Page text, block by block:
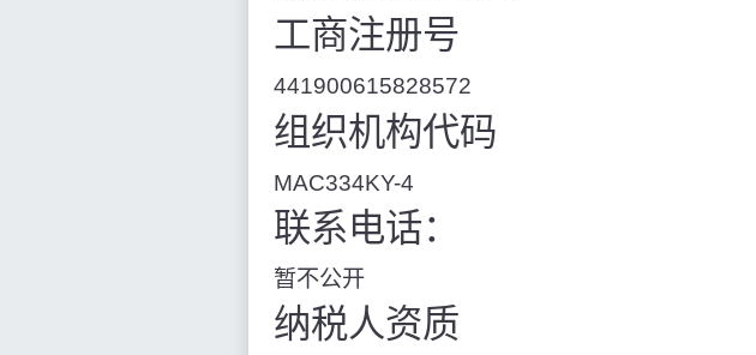
工商注册号
441900615828572
组织机构代码
MAC334KY-4
联系电话：
暂不公开
纳税人资质